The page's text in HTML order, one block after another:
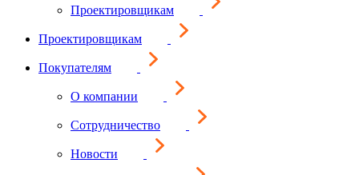
Проектировщикам
Проектировщикам
Покупателям
О компании
Сотрудничество
Новости